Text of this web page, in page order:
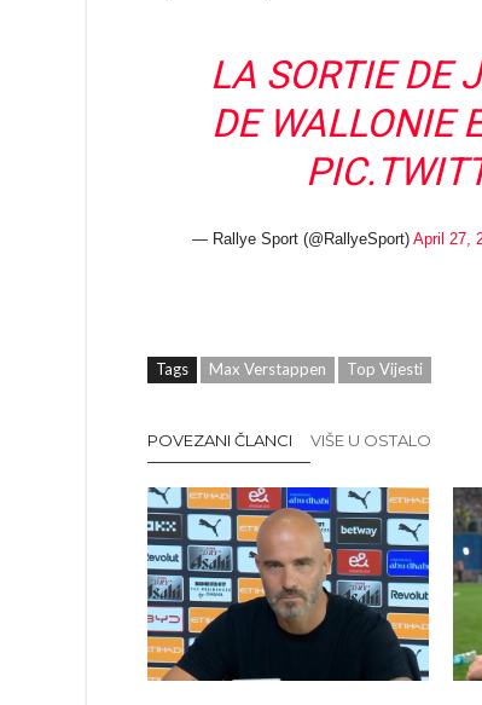
LA SORTIE DE
DE WALLONIE
— Rallye Sport (@RallyeSport) April 27,
Tags Max Verstappen Top Vijesti
POVEZANI ČLANCI VIŠE U OSTALO